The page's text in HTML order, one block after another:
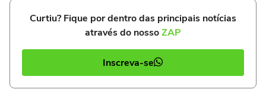
Curtiu? Fique por dentro das principais notícias
através do nossoZAP
Inscreva-se